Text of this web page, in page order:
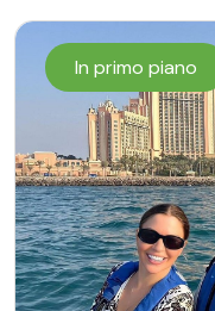
In primo piano